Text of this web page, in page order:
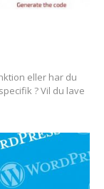
eller har du
? Vil du lave